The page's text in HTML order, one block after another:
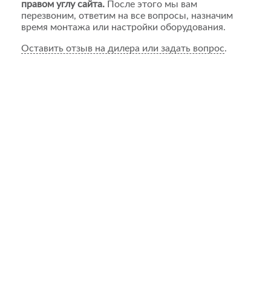
правом углу сайта. После этого мы вам
перезвоним, ответим на все вопросы, назначим
время монтажа или настройки оборудования.
Оставить отзыв на дилера или задать вопрос.